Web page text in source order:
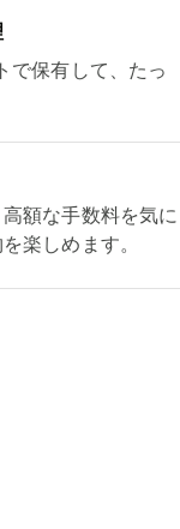
で保有して、たっ
額な手数料を気に
楽しめます。